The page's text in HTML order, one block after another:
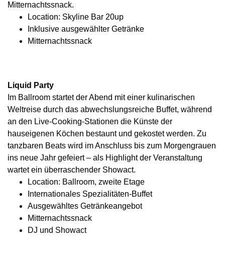
Mitternachtssnack.
Location: Skyline Bar 20up
Inklusive ausgewählter Getränke
Mitternachtssnack
Liquid Party
Im Ballroom startet der Abend mit einer kulinarischen
Weltreise durch das abwechslungsreiche Buffet, während
an den Live-Cooking-Stationen die Künste der
hauseigenen Köchen bestaunt und gekostet werden. Zu
tanzbaren Beats wird im Anschluss bis zum Morgengrauen
ins neue Jahr gefeiert – als Highlight der Veranstaltung
wartet ein überraschender Showact.
Location: Ballroom, zweite Etage
Internationales Spezialitäten-Buffet
Ausgewähltes Getränkeangebot
Mitternachtssnack
DJ und Showact